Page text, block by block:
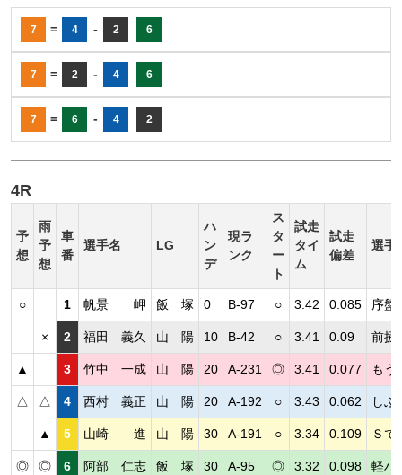
7 = 4 - 2 6
7 = 2 - 4 6
7 = 6 - 4 2
4R
予
想
雨
予
想
車
番
選手名 LG
ハ
ン
デ
現ラ
ンク
ス
タ
ー
ト
試走
タイ
ム
試走
偏差
選手
○ 1 帆景 岬 飯 塚 0 B-97 ○ 3.42 0.085 序盤
× 2 福田 義久 山 陽 10 B-42 ○ 3.41 0.09 前捌
▲ 3 竹中 一成 山 陽 20 A-231 ◎ 3.41 0.077 もう
△ △ 4 西村 義正 山 陽 20 A-192 ○ 3.43 0.062 しぶ
▲ 5 山崎 進 山 陽 30 A-191 ○ 3.34 0.109 Ｓ
◎ ◎ 6 阿部 仁志 飯 塚 30 A-95 ◎ 3.32 0.098 軽ハ